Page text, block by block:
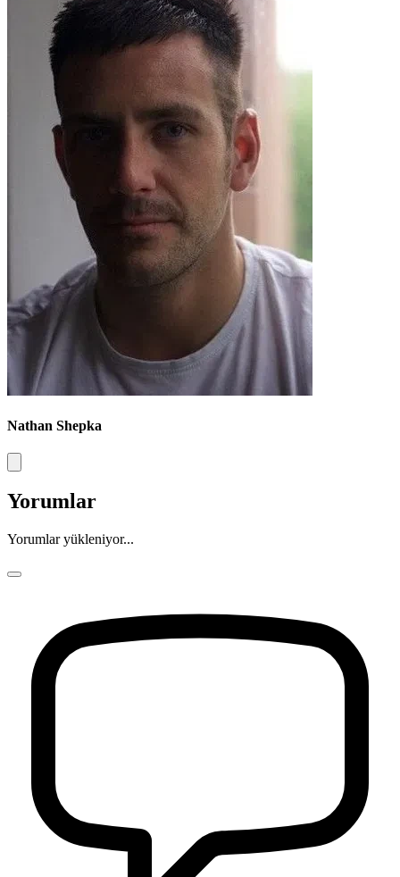
Nathan Shepka
Yorumlar
Yorumlar yükleniyor...